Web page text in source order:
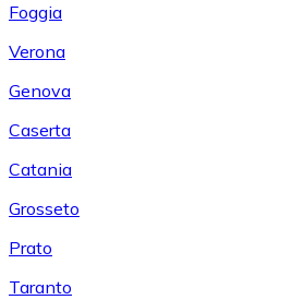
Foggia
Verona
Genova
Caserta
Catania
Grosseto
Prato
Taranto